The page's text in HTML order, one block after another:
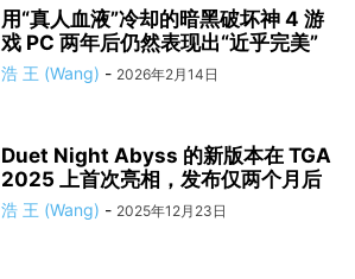
用“真人血液”冷却的暗黑破坏神 4 游
戏 PC 两年后仍然表现出“近乎完美”
浩 王 (Wang) - 2026年2月14日
Duet Night Abyss 的新版本在 TGA
2025 上首次亮相，发布仅两个月后
浩 王 (Wang) - 2025年12月23日